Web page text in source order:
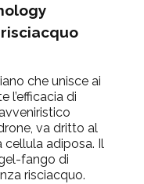
che unisce ai
l’efficacia di
va dritto al
cellula adiposa. Il
fango di
risciacquo.